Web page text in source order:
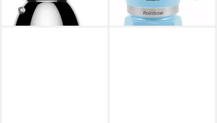
lieferbar - in 5-6 Werktagen bei dir